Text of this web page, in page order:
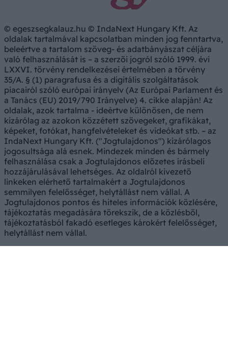
© egeszsegkalauz.hu © IndaNext Hungary Kft. Az
oldalak tartalmával kapcsolatban minden jog fenntartva,
beleértve a tartalom szöveg- és adatbányászat céljára
való felhasználását is – a szerzői jogról szóló 1999. évi
LXXVI. törvény rendelkezései értelmében a törvény
35/A. § (1) paragrafusa és a digitális szolgáltatások
piacairól szóló európai irányelv (Az Európai Parlament és
a Tanács (EU) 2019/790 Irányelve) 4. cikke alapján! Az
oldalak, azok tartalma - ideértve különösen, de nem
kizárólag az azokon közzétett szövegeket, grafikákat,
képeket, fotókat, hangfelvételeket és videókat stb. – az
IndaNext Hungary Kft. ("Jogtulajdonos") kizárólagos
jogosultsága alá esnek. Mindezek minden és bármely
felhasználása csak a Jogtulajdonos előzetes írásbeli
hozzájárulásával lehetséges. Az oldalról kivezető
linkeken elérhető tartalmakért a Jogtulajdonos
semmilyen felelősséget, helytállást nem vállal. A
Jogtulajdonos pontos és hiteles információk közlésére,
tájékoztatás megadására törekszik, de a közlésből,
tájékoztatásból fakadó esetleges károkért felelősséget,
helytállást nem vállal.